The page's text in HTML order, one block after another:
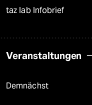
taz lab Infobrief
Veranstaltungen
Demnächst